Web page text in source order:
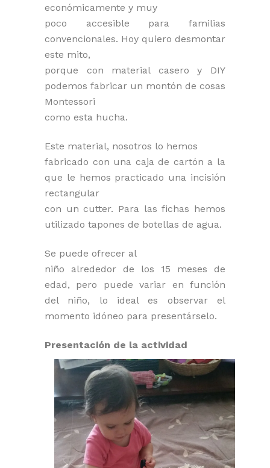
económicamente y muy
poco accesible para familias
convencionales. Hoy quiero desmontar
este mito,
porque con material casero y DIY
podemos fabricar un montón de cosas
Montessori
como esta hucha.
Este material, nosotros lo hemos
fabricado con una caja de cartón a la
que le hemos practicado una incisión
rectangular
con un cutter. Para las fichas hemos
utilizado tapones de botellas de agua.
Se puede ofrecer al
niño alrededor de los 15 meses de
edad, pero puede variar en función
del niño, lo ideal es observar el
momento idóneo para presentárselo.
Presentación de la actividad